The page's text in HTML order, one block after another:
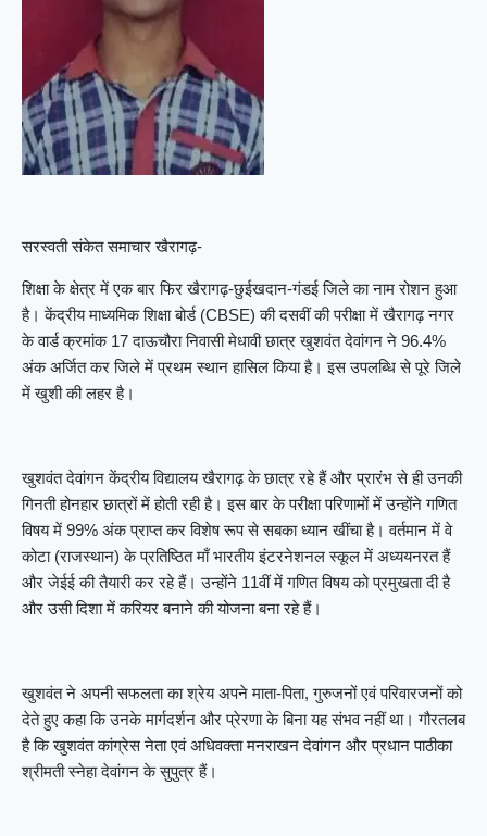
सरस्वती संकेत समाचार खैरागढ़-
शिक्षा के क्षेत्र में एक बार फिर खैरागढ़-छुईखदान-गंडई जिले का नाम रोशन हुआ
है। केंद्रीय माध्यमिक शिक्षा बोर्ड (CBSE) की दसवीं की परीक्षा में खैरागढ़ नगर
के वार्ड क्रमांक 17 दाऊचौरा निवासी मेधावी छात्र खुशवंत देवांगन ने 96.4%
अंक अर्जित कर जिले में प्रथम स्थान हासिल किया है। इस उपलब्धि से पूरे जिले
में खुशी की लहर है।
खुशवंत देवांगन केंद्रीय विद्यालय खैरागढ़ के छात्र रहे हैं और प्रारंभ से ही उनकी
गिनती होनहार छात्रों में होती रही है। इस बार के परीक्षा परिणामों में उन्होंने गणित
विषय में 99% अंक प्राप्त कर विशेष रूप से सबका ध्यान खींचा है। वर्तमान में वे
कोटा (राजस्थान) के प्रतिष्ठित माँ भारतीय इंटरनेशनल स्कूल में अध्ययनरत हैं
और जेईई की तैयारी कर रहे हैं। उन्होंने 11वीं में गणित विषय को प्रमुखता दी है
और उसी दिशा में करियर बनाने की योजना बना रहे हैं।
खुशवंत ने अपनी सफलता का श्रेय अपने माता-पिता, गुरुजनों एवं परिवारजनों को
देते हुए कहा कि उनके मार्गदर्शन और प्रेरणा के बिना यह संभव नहीं था। गौरतलब
है कि खुशवंत कांग्रेस नेता एवं अधिवक्ता मनराखन देवांगन और प्रधान पाठीका
श्रीमती स्नेहा देवांगन के सुपुत्र हैं।